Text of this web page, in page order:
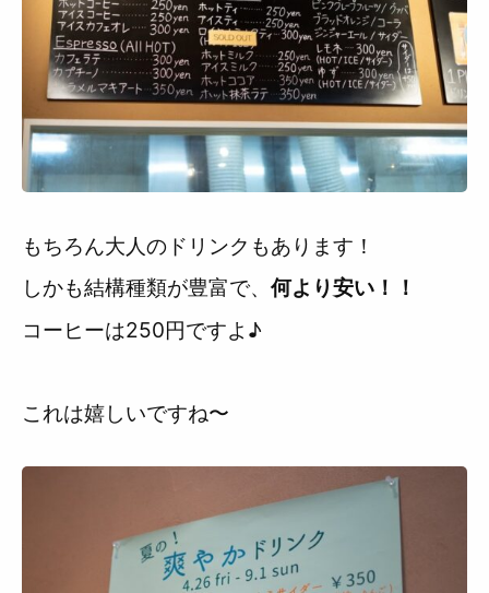
もちろん大人のドリンクもあります！
しかも結構種類が豊富で、 何より安い！！
コーヒーは250円ですよ♪
これは嬉しいですね〜